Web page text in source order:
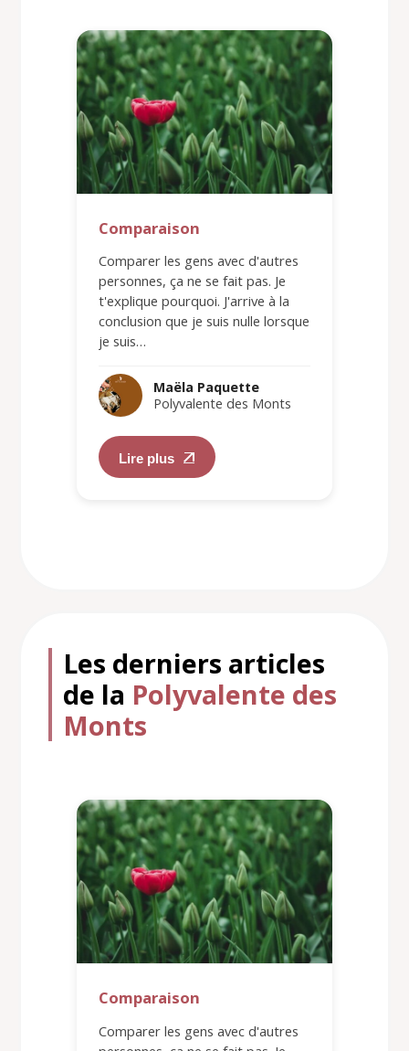
Comparaison
Comparer les gens avec d'autres
personnes, ça ne se fait pas. Je
t'explique pourquoi. J'arrive à la
conclusion que je suis nulle lorsque
je suis…
Maëla Paquette
Polyvalente des Monts
Lire plus
Les derniers articles
de la Polyvalente des
Monts
Comparaison
Comparer les gens avec d'autres